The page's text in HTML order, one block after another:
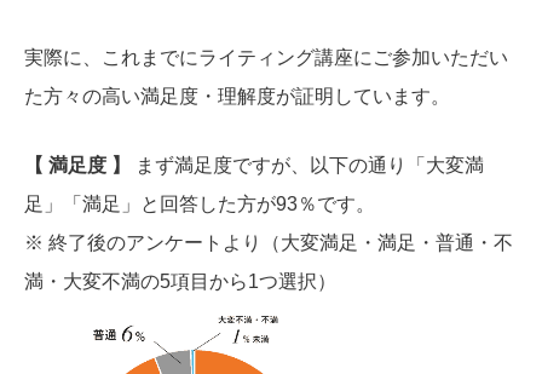
実際に、これまでにライティング講座にご参加いただい
た方々の高い満足度・理解度が証明しています。
【 満足度 】
まず満足度ですが、以下の通り「大変満
足」「満足」と回答した方が93％です。
※ 終了後のアンケートより（大変満足・満足・普通・不
満・大変不満の5項目から1つ選択）